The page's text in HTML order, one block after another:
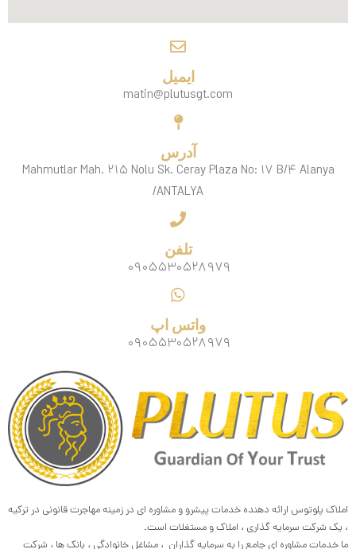
ایمیل
matin@plutusgt.com
آدرس
Mahmutlar Mah. ۲۱۵ Nolu Sk. Ceray Plaza No: ۱۷ B/۴ Alanya
/ANTALYA
تلفن
۰۹۰۵۵۳۰۵۲۸۹۷۹
واتس اپ
۰۹۰۵۵۳۰۵۲۸۹۷۹
املاک پلوتوس ارائه دهنده خدمات پیشرو و مشاوره ای در زمینه مهاجرت قانونی در ترکیه
، یک شرکت سرمایه گذاری ، املاک و مستغلات است.
ما خدمات مشاوره ای جامع را به سرمایه گذاران ، مشاغل خانوادگی ، بانک ها ، شرکت